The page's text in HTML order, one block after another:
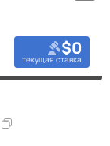
$0
текущая ставка